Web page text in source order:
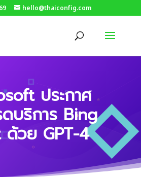
hello@thaiconfig.com
ประกาศ
บริการ Bing
ด้วย GPT-4